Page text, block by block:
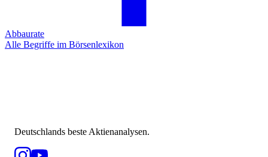
Abbaurate
Alle Begriffe im Börsenlexikon
Deutschlands beste Aktienanalysen.